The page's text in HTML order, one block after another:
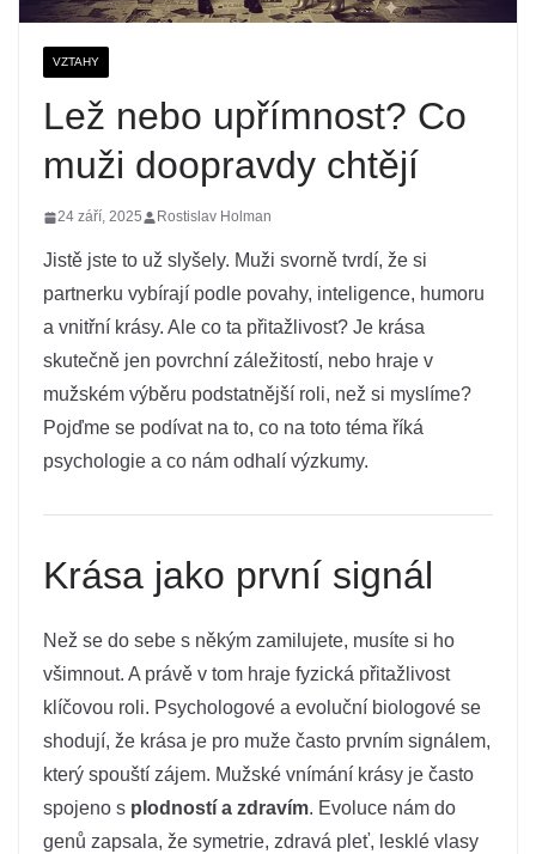
VZTAHY
Lež nebo upřímnost? Co
muži doopravdy chtějí
24 září, 2025 Rostislav Holman
Jistě jste to už slyšely. Muži svorně tvrdí, že si
partnerku vybírají podle povahy, inteligence, humoru
a vnitřní krásy. Ale co ta přitažlivost? Je krása
skutečně jen povrchní záležitostí, nebo hraje v
mužském výběru podstatnější roli, než si myslíme?
Pojďme se podívat na to, co na toto téma říká
psychologie a co nám odhalí výzkumy.
Krása jako první signál
Než se do sebe s někým zamilujete, musíte si ho
všimnout. A právě v tom hraje fyzická přitažlivost
klíčovou roli. Psychologové a evoluční biologové se
shodují, že krása je pro muže často prvním signálem,
který spouští zájem. Mužské vnímání krásy je často
spojeno s plodností a zdravím. Evoluce nám do
genů zapsala, že symetrie, zdravá pleť, lesklé vlasy